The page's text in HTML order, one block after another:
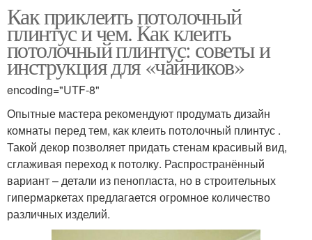
Как приклеить потолочный
плинтус и чем. Как клеить
потолочный плинтус: советы и
инструкция для «чайников»
encoding="UTF-8"
Опытные мастера рекомендуют продумать дизайн
комнаты перед тем, как клеить потолочный плинтус .
Такой декор позволяет придать стенам красивый вид,
сглаживая переход к потолку. Распространённый
вариант – детали из пенопласта, но в строительных
гипермаркетах предлагается огромное количество
различных изделий.